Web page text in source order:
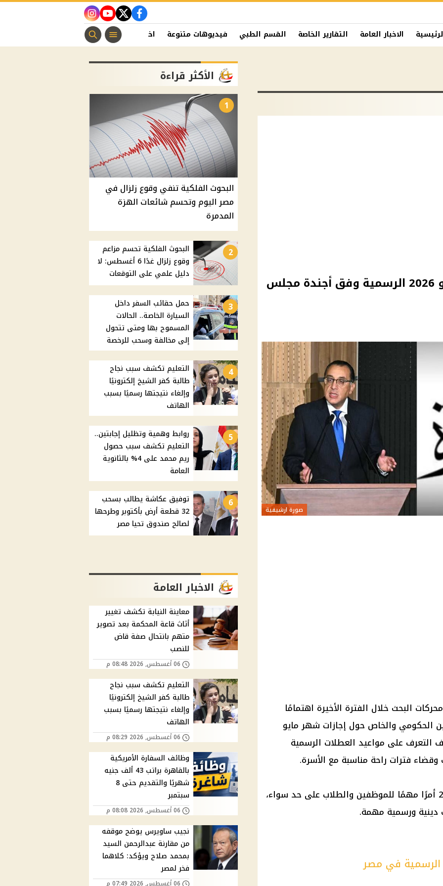
facebook
twitter
youtube
instagram
الاخبار العامة التقارير الخاصة القسم الطبي فيديوهات متنوعة اخبار الفن منوعات مسيحية
عدد أيام إجازات شهر مايو 2026 الرسمية وفق أجندة مجلس
صورة ارشيفية
البحث خلال الفترة الأخيرة اهتمامًا
الحكومي والخاص حول إجازات شهر مايو
العطلات الرسمية
فترات راحة مناسبة مع الأسرة.
2026 أمرًا مهمًا للموظفين والطلاب على حد سواء،
ورسمية مهمة.
الأكثر قراءة
1
البحوث الفلكية تنفي وقوع زلزال في
مصر اليوم وتحسم شائعات الهزة
المدمرة
2
البحوث الفلكية تحسم مزاعم
وقوع زلزال غدًا 6 أغسطس: لا
دليل علمي على التوقعات
3
حمل حقائب السفر داخل
السيارة الخاصة.. الحالات
المسموح بها ومتى تتحول
إلى مخالفة وسحب للرخصة
4
التعليم تكشف سبب نجاح
طالبة كفر الشيخ إلكترونيًا
وإلغاء نتيجتها رسميًا بسبب
الهاتف
5
روابط وهمية وتظليل إجابتين..
التعليم تكشف سبب حصول
ريم محمد على 4% بالثانوية
العامة
6
توفيق عكاشة يطالب بسحب
32 قطعة أرض بأكتوبر وطرحها
لصالح صندوق تحيا مصر
الاخبار العامة
معاينة النيابة تكشف تغيير
أثاث قاعة المحكمة بعد تصوير
متهم بانتحال صفة قاض
للنصب
06 أغسطس, 2026 08:48 م
التعليم تكشف سبب نجاح
طالبة كفر الشيخ إلكترونيًا
وإلغاء نتيجتها رسميًا بسبب
الهاتف
06 أغسطس, 2026 08:29 م
وظائف السفارة الأمريكية
بالقاهرة براتب 43 ألف جنيه
شهريًا والتقديم حتى 8
سبتمبر
06 أغسطس, 2026 08:08 م
نجيب ساويرس يوضح موقفه
من مقارنة عبدالرحمن السيد
بمحمد صلاح ويؤكد: كلاهما
فخر لمصر
06 أغسطس, 2026 07:49 م